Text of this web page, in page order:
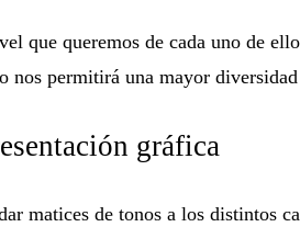
que queremos de cada uno de
nos permitirá una mayor
gráfica
matices de tonos a los distintos